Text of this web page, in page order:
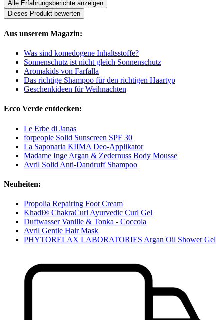
Alle Erfahrungsberichte anzeigen
Dieses Produkt bewerten
Aus unserem Magazin:
Was sind komedogene Inhaltsstoffe?
Sonnenschutz ist nicht gleich Sonnenschutz
Aromakids von Farfalla
Das richtige Shampoo für den richtigen Haartyp
Geschenkideen für Weihnachten
Ecco Verde entdecken:
Le Erbe di Janas
forpeople Solid Sunscreen SPF 30
La Saponaria KIIMA Deo-Applikator
Madame Inge Argan & Zedernuss Body Mousse
Avril Solid Anti-Dandruff Shampoo
Neuheiten:
Propolia Repairing Foot Cream
Khadi® ChakraCurl Ayurvedic Curl Gel
Duftwasser Vanille & Tonka - Coccola
Avril Gentle Hair Mask
PHYTORELAX LABORATORIES Argan Oil Shower Gel